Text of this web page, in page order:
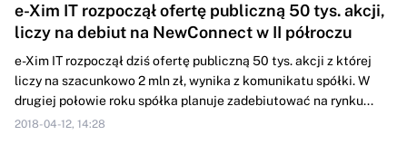
e-Xim IT rozpoczął ofertę publiczną 50 tys. akcji,
liczy na debiut na NewConnect w II półroczu
e-Xim IT rozpoczął dziś ofertę publiczną 50 tys. akcji z której
liczy na szacunkowo 2 mln zł, wynika z komunikatu spółki. W
drugiej połowie roku spółka planuje zadebiutować na rynku...
2018-04-12, 14:28